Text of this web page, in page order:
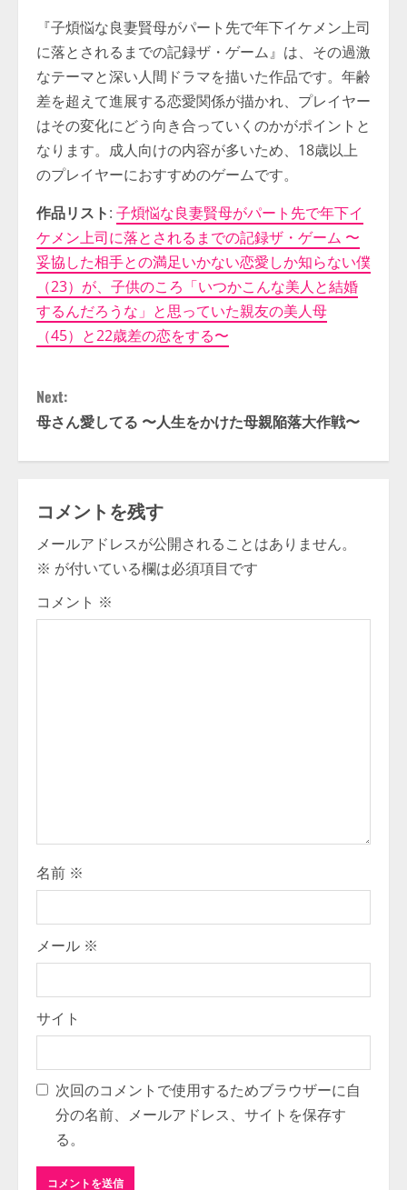
『子煩悩な良妻賢母がパート先で年下イケメン上司
に落とされるまでの記録ザ・ゲーム』は、その過激
なテーマと深い人間ドラマを描いた作品です。年齢
差を超えて進展する恋愛関係が描かれ、プレイヤー
はその変化にどう向き合っていくのかがポイントと
なります。成人向けの内容が多いため、18歳以上
のプレイヤーにおすすめのゲームです。
作品リスト: 子煩悩な良妻賢母がパート先で年下イ
ケメン上司に落とされるまでの記録ザ・ゲーム 〜
妥協した相手との満足いかない恋愛しか知らない僕
（23）が、子供のころ「いつかこんな美人と結婚
するんだろうな」と思っていた親友の美人母
（45）と22歳差の恋をする〜
C
o
n
t
i
n
u
i
n
g
Next:
母さん愛してる 〜人生をかけた母親陥落大作戦〜
コメントを残す
メールアドレスが公開されることはありません。
※ が付いている欄は必須項目です
コメント ※
名前 ※
メール ※
サイト
次回のコメントで使用するためブラウザーに自
分の名前、メールアドレス、サイトを保存す
る。